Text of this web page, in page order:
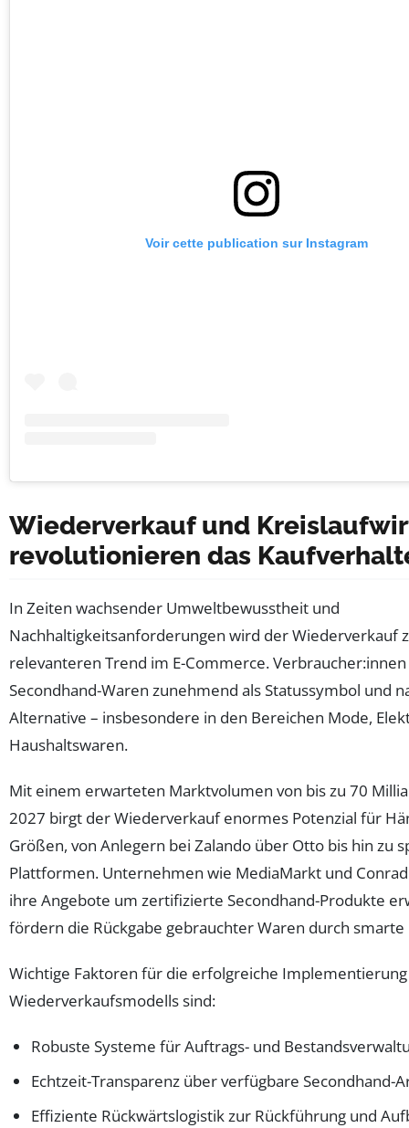
Voir cette publication sur Instagram
Wiederverkauf und
revolutionieren das
In Zeiten wachsender Umweltbewusstheit und
Nachhaltigkeitsanforderungen wird der Wiederverkauf
relevanteren Trend im E-Commerce.
Secondhand-Waren zunehmend als Statussymbol und
Alternative – insbesondere in den Bereichen Mode,
Haushaltswaren.
Mit einem erwarteten Marktvolumen von bis zu 70
2027 birgt der Wiederverkauf enormes Potenzial für
Größen, von Anlegern bei Zalando über Otto bis hin zu
Plattformen. Unternehmen wie MediaMarkt und
ihre Angebote um zertifizierte Secondhand-Produkte
fördern die Rückgabe gebrauchter Waren durch smarte
Wichtige Faktoren für die erfolgreiche
Wiederverkaufsmodells sind:
Robuste Systeme für Auftrags- und
Echtzeit-Transparenz über verfügbare Secondhand-
Effiziente Rückwärtslogistik zur Rückführung und